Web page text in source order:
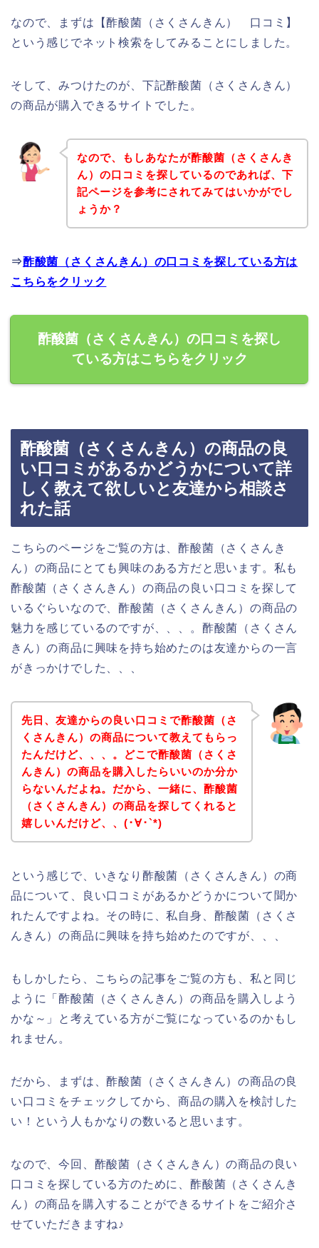
なので、まずは【酢酸菌（さくさんきん） 口コミ】
という感じでネット検索をしてみることにしました。
そして、みつけたのが、下記酢酸菌（さくさんきん）
の商品が購入できるサイトでした。
なので、もしあなたが酢酸菌（さくさんき
ん）の口コミを探しているのであれば、下
記ページを参考にされてみてはいかがでし
ょうか？
⇒酢酸菌（さくさんきん）の口コミを探している方は
こちらをクリック
酢酸菌（さくさんきん）の口コミを探し
ている方はこちらをクリック
酢酸菌（さくさんきん）の商品の良
い口コミがあるかどうかについて詳
しく教えて欲しいと友達から相談さ
れた話
こちらのページをご覧の方は、酢酸菌（さくさんき
ん）の商品にとても興味のある方だと思います。私も
酢酸菌（さくさんきん）の商品の良い口コミを探して
いるぐらいなので、酢酸菌（さくさんきん）の商品の
魅力を感じているのですが、、、。酢酸菌（さくさん
きん）の商品に興味を持ち始めたのは友達からの一言
がきっかけでした、、、
先日、友達からの良い口コミで酢酸菌（さ
くさんきん）の商品について教えてもらっ
たんだけど、、、。どこで酢酸菌（さくさ
んきん）の商品を購入したらいいのか分か
らないんだよね。だから、一緒に、酢酸菌
（さくさんきん）の商品を探してくれると
嬉しいんだけど、、(･∀･`*)
という感じで、いきなり酢酸菌（さくさんきん）の商
品について、良い口コミがあるかどうかについて聞か
れたんですよね。その時に、私自身、酢酸菌（さくさ
んきん）の商品に興味を持ち始めたのですが、、、
もしかしたら、こちらの記事をご覧の方も、私と同じ
ように「酢酸菌（さくさんきん）の商品を購入しよう
かな～」と考えている方がご覧になっているのかもし
れません。
だから、まずは、酢酸菌（さくさんきん）の商品の良
い口コミをチェックしてから、商品の購入を検討した
い！という人もかなりの数いると思います。
なので、今回、酢酸菌（さくさんきん）の商品の良い
口コミを探している方のために、酢酸菌（さくさんき
ん）の商品を購入することができるサイトをご紹介さ
せていただきますね♪